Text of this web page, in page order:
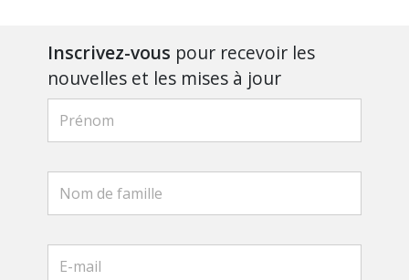
Inscrivez-vous pour recevoir les
nouvelles et les mises à jour